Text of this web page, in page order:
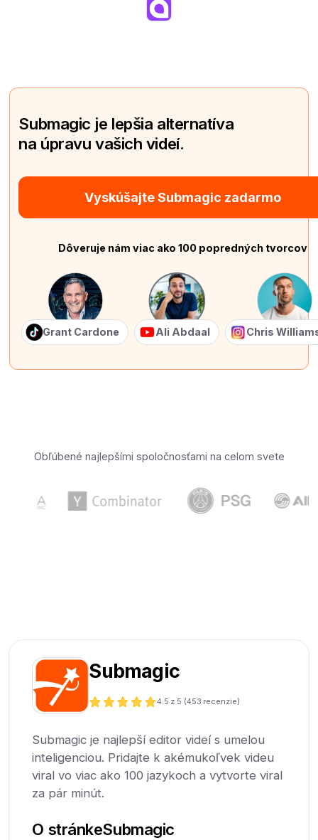
Submagic je lepšia alternatíva
na úpravu vašich videí.
Vyskúšajte Submagic zadarmo
Dôveruje nám viac ako 100 popredných tvorcov
Grant Cardone Ali Abdaal Chris
Obľúbené najlepšími spoločnosťami na celom svete
Submagic
4.5 z 5 (453 recenzie)
Submagic je najlepší editor videí s umelou
inteligenciou. Pridajte k akémukoľvek videu
viral vo viac ako 100 jazykoch a vytvorte viral
za pár minút.
O stránkeSubmagic